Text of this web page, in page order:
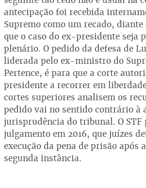
antecipação foi recebida
Supremo como um recado, diante
que o caso do ex-presidente seja
plenário. O pedido da defesa de
liderada pelo ex-ministro do
Pertence, é para que a corte
presidente a recorrer em
cortes superiores analisem os
pedido vai no sentido contrário à
jurisprudência do tribunal. O
julgamento em 2016, que juízes
execução da pena de prisão após
segunda instância.